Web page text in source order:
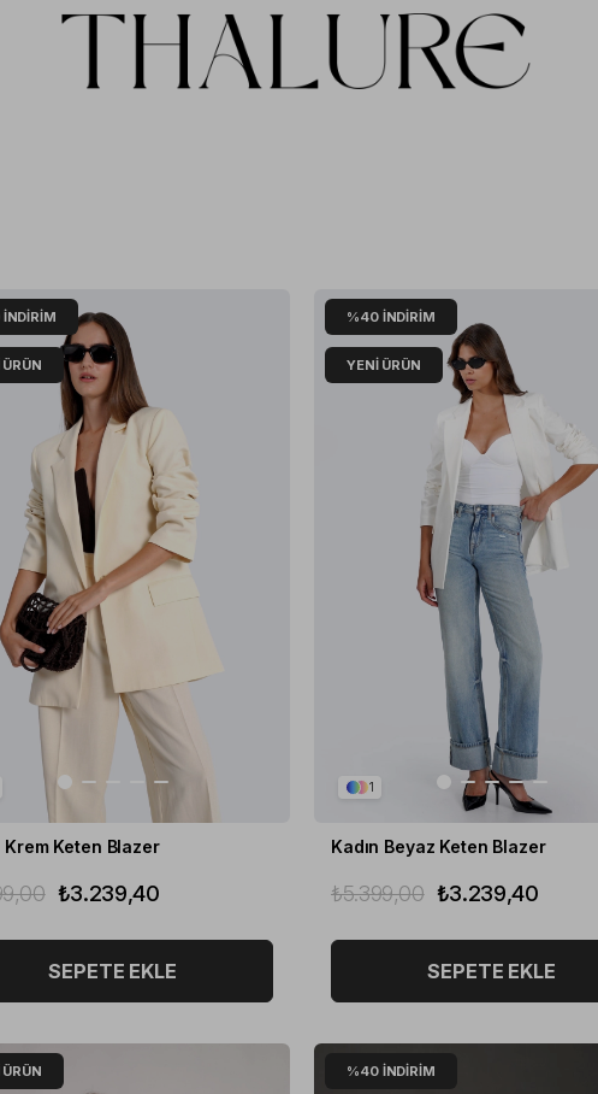
Krem Keten Blazer
₺3.239,40
SEPETE EKLE
İNDIRIM
1
Kadın Beyaz Keten Blazer
₺3.239,40
₺5.399,00
SEPETE EKLE
%40 İNDIRIM
YENI ÜRÜN
%40 İNDIRIM